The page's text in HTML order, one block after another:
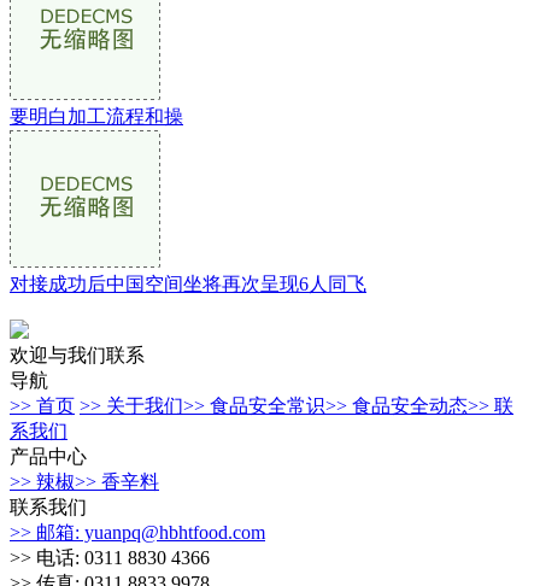
要明白加工流程和操
对接成功后中国空间坐将再次呈现6人同飞
欢迎与我们联系
导航
>> 首页 >> 关于我们>> 食品安全常识>> 食品安全动态>> 联
系我们
产品中心
>> 辣椒>> 香辛料
联系我们
>> 邮箱: yuanpq@hbhtfood.com
>> 电话: 0311 8830 4366